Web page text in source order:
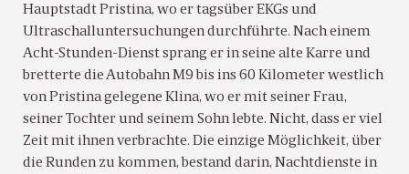
Hauptstadt Pristina, wo er tagsüber EKGs und
Ultraschalluntersuchungen durchführte. Nach einem
Acht-Stunden-Dienst sprang er in seine alte Karre und
bretterte die Autobahn M9 bis ins 60 Kilometer westlich
von Pristina gelegene Klina, wo er mit seiner Frau,
seiner Tochter und seinem Sohn lebte. Nicht, dass er viel
Zeit mit ihnen verbrachte. Die einzige Möglichkeit, über
die Runden zu kommen, bestand darin, Nachtdienste in